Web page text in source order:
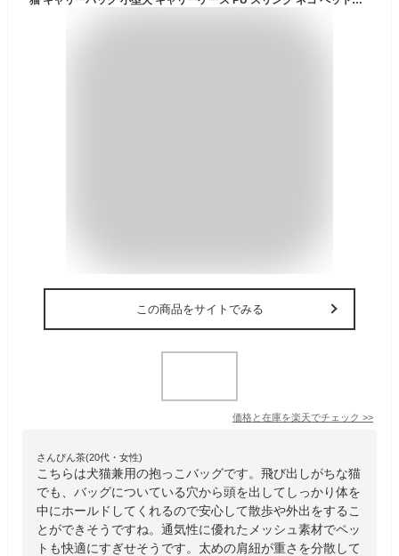
この商品をサイトでみる
価格と在庫を楽天でチェック >>
さんぴん茶(20代・女性)
こちらは犬猫兼用の抱っこバッグです。飛び出しがちな猫
でも、バッグについている穴から頭を出してしっかり体を
中にホールドしてくれるので安心して散歩や外出をするこ
とができそうですね。通気性に優れたメッシュ素材でペッ
トも快適にすぎせそうです。太めの肩紐が重さを分散して